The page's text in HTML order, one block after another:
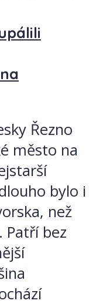
Řezno
město na
bylo i
než
Patří bez